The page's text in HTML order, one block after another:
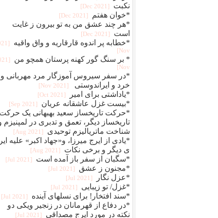
نکبت
[2021 Dec]
*خوان هفتم [2021 Dec]
*هر چند عشق من به تو بیرون ز غایت
است
[2021 Dec]
*خطابه پر اندوه قارقاریه و واق واقیه
Nov]
* بر سنگ گور کهنه پرستان همچو من
Nov]
*در سفر سیروس آموزگار مرد مهربانی و
خرد و ایراندوستی
[2021 Nov]
*یاداشتی برای امیر [2021 Oct]
*بیست غزل عاشقانه عریان [2021 Sep]
*حرکت تاریخساز سعید بهبهانی یک حرکت
تاریخساز دیگر، تعمق و تدبری در لمپنیزم
شناخت ماتریالیزم توحیدی
[2021 Aug]
*یادی از ایرج میرزا، و«جهاد اکبر» علیه
ی دیگر و برخی نکات
[2021 Aug]
*سگبان از سفر باز آمده است [2021 Jul]
*مجنون ز عشق [2021 Jul]
*عزل نگار [2021 Jul]
*غزل/ تو زیبایی [2021 Jul]
*سند افتخار! برای نسلهای آینده [2021 Jul]
*در دفاع از قهرمانان در زنجیر ویکی دو
نکته در مورد ایرج مصداقی
[2021 Jul]